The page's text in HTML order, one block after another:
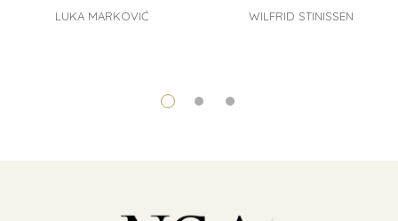
LUKA MARKOVIĆ WILFRID STINISSEN